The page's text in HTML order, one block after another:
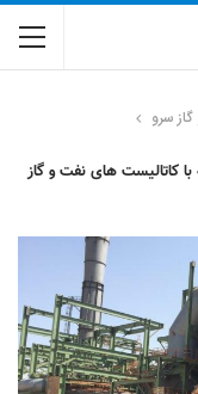
سرو
کاتالیست های نفت و گاز